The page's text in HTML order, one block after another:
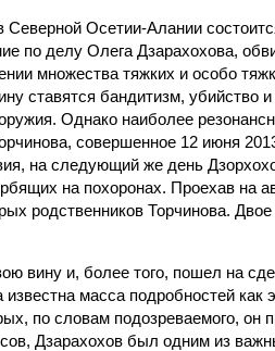
Северной Осетии-Алании
по делу Олега Дзарахохова,
множества тяжких и особо
ставятся бандитизм, убийство
Однако наиболее
совершенное 12 июня
на следующий же день
на похоронах. Проехав на
родственников Торчинова. Двое
вину и, более того, пошел на
масса подробностей как
по словам подозреваемого, он
Дзарахохов был одним из